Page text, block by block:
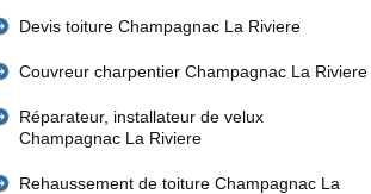
Devis toiture Champagnac La Riviere
Couvreur charpentier Champagnac La Riviere
Réparateur, installateur de velux
Champagnac La Riviere
Rehaussement de toiture Champagnac La